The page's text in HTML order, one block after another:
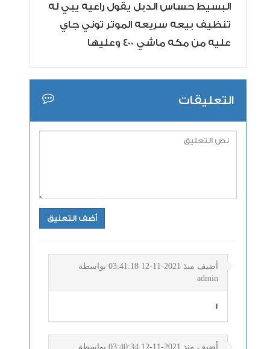
البسيط حساس الدبل يقول راعيه يبي له
تنظيف بيعه سريعه الموتر توني جاي
عليه من مكه ماشي 400 وعليها
التعليقات
أضيف منذ 2021-11-12 03:41:18 بواسطة
admin
أضيف منذ 2021-11-12 03:40:34 بواسطة